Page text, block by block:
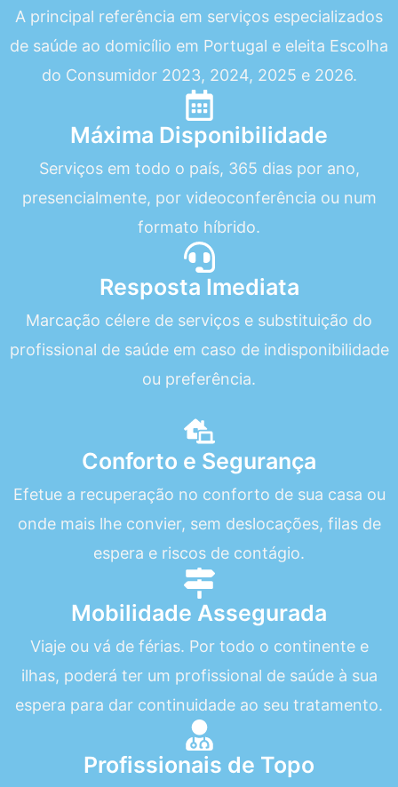
A principal referência em serviços especializados
de saúde ao domicílio em Portugal e eleita Escolha
do Consumidor 2023, 2024, 2025 e 2026.
Máxima Disponibilidade
Serviços em todo o país, 365 dias por ano,
presencialmente, por videoconferência ou num
formato híbrido.
Resposta Imediata
Marcação célere de serviços e substituição do
profissional de saúde em caso de indisponibilidade
ou preferência.
Conforto e Segurança
Efetue a recuperação no conforto de sua casa ou
onde mais lhe convier, sem deslocações, filas de
espera e riscos de contágio.
Mobilidade Assegurada
Viaje ou vá de férias. Por todo o continente e
ilhas, poderá ter um profissional de saúde à sua
espera para dar continuidade ao seu tratamento.
Profissionais de Topo